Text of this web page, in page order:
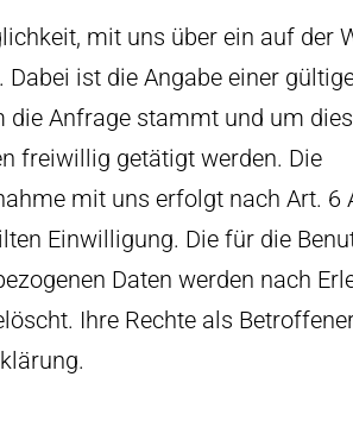
mit uns über ein auf der
ist die Angabe einer
Anfrage stammt und um
freiwillig getätigt werden. Die
mit uns erfolgt nach Art. 6
Einwilligung. Die für die
Daten werden nach
Ihre Rechte als